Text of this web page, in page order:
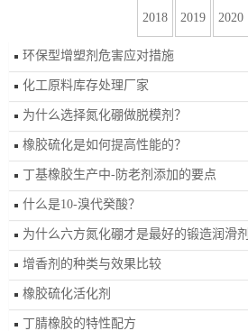
2018 2019 2020
环保型增塑剂危害应对措施
化工原料库存处理厂家
为什么选择氮化硼做脱模剂？
橡胶硫化是如何提高性能的？
丁基橡胶生产中-防老剂添加的要点
什么是10-溴代癸酸？
为什么六方氮化硼才是最好的锻造润滑剂
增香剂的种类与效果比较
橡胶硫化活化剂
丁腈橡胶的特性配方